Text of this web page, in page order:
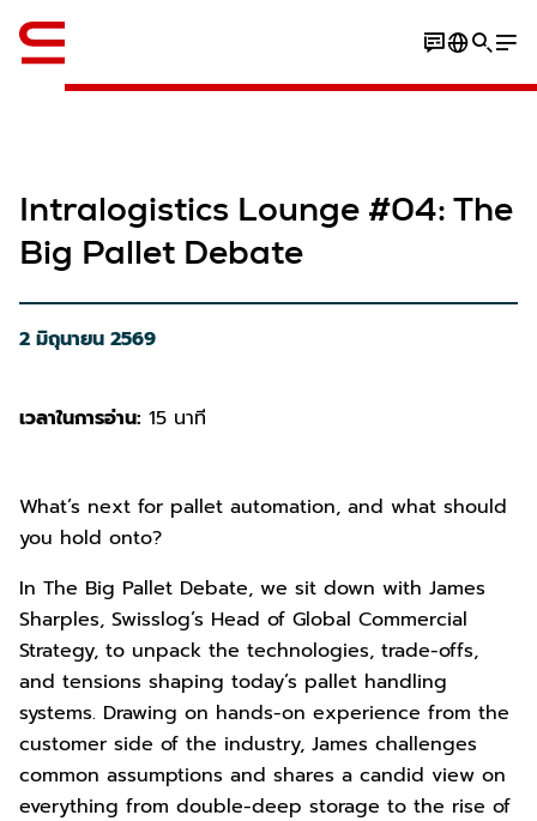
Intralogistics Lounge #04: The
Big Pallet Debate
2 มิถุนายน 2569
เวลาในการอ่าน: 15 นาที
What’s next for pallet automation, and what should
you hold onto?
In The Big Pallet Debate, we sit down with James
Sharples, Swisslog’s Head of Global Commercial
Strategy, to unpack the technologies, trade-offs,
and tensions shaping today’s pallet handling
systems. Drawing on hands-on experience from the
customer side of the industry, James challenges
common assumptions and shares a candid view on
everything from double-deep storage to the rise of